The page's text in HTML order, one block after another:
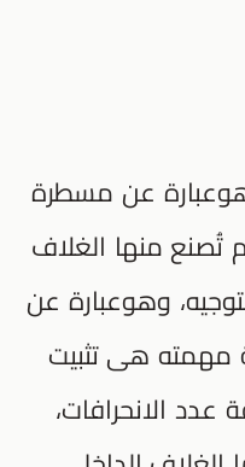
عن مسطرة
منها الغلاف
وهوعبارة عن
مهمته هى تثبيت
الانحرافات،